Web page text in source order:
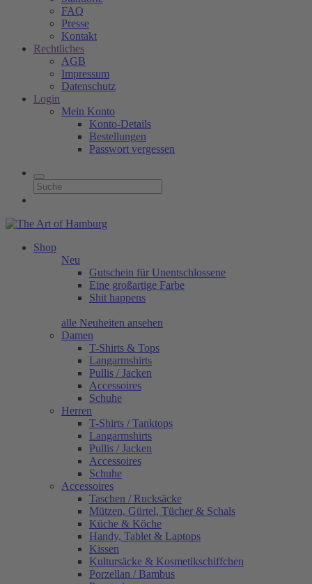
FAQ
Presse
Kontakt
Rechtliches
AGB
Impressum
Datenschutz
Login
Mein Konto
Konto-Details
Bestellungen
Passwort vergessen
Shop
Neu
Gutschein für Unentschlossene
Eine großartige Farbe
Shit happens
alle Neuheiten ansehen
Damen
T-Shirts & Tops
Langarmshirts
Pullis / Jacken
Accessoires
Schuhe
Herren
T-Shirts / Tanktops
Langarmshirts
Pullis / Jacken
Accessoires
Schuhe
Accessoires
Taschen / Rucksäcke
Mützen, Gürtel, Tücher & Schals
Küche & Köche
Handy, Tablet & Laptops
Kissen
Kultursäcke & Kosmetikschiffchen
Porzellan / Bambus